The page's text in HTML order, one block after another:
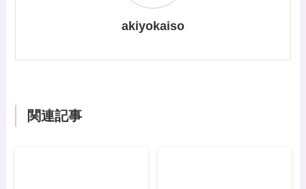
akiyokaiso
関連記事